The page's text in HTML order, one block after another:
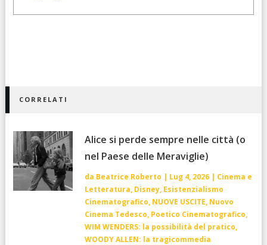
CORRELATI
Alice si perde sempre nelle città (o
nel Paese delle Meraviglie)
da Beatrice Roberto | Lug 4, 2026| Cinema e
Letteratura, Disney, Esistenzialismo
Cinematografico, NUOVE USCITE, Nuovo
Cinema Tedesco, Poetico Cinematografico,
WIM WENDERS: la possibilità del pratico,
WOODY ALLEN: la tragicommedia